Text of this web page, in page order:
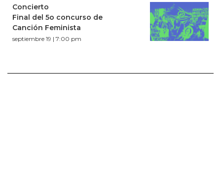
Concierto
Final del 5o concurso de
Canción Feminista
septiembre 19 | 7:00 pm